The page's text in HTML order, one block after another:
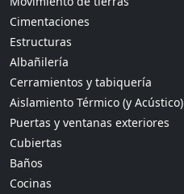
Cimentaciones
Estructuras
Albañilería
Cerramientos y tabiquería
Aislamiento Térmico (y Acústico)
Puertas y ventanas exteriores
Cubiertas
Baños
Cocinas